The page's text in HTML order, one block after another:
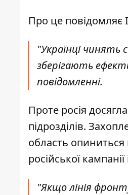
Про це повідомляє
"Українці чинять
зберігають
повідомленні.
Проте росія
підрозділів.
область опиниться
російської
"Якщо лінія